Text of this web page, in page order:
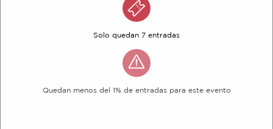
Solo quedan 7 entradas
Quedan menos del 1% de entradas para este evento